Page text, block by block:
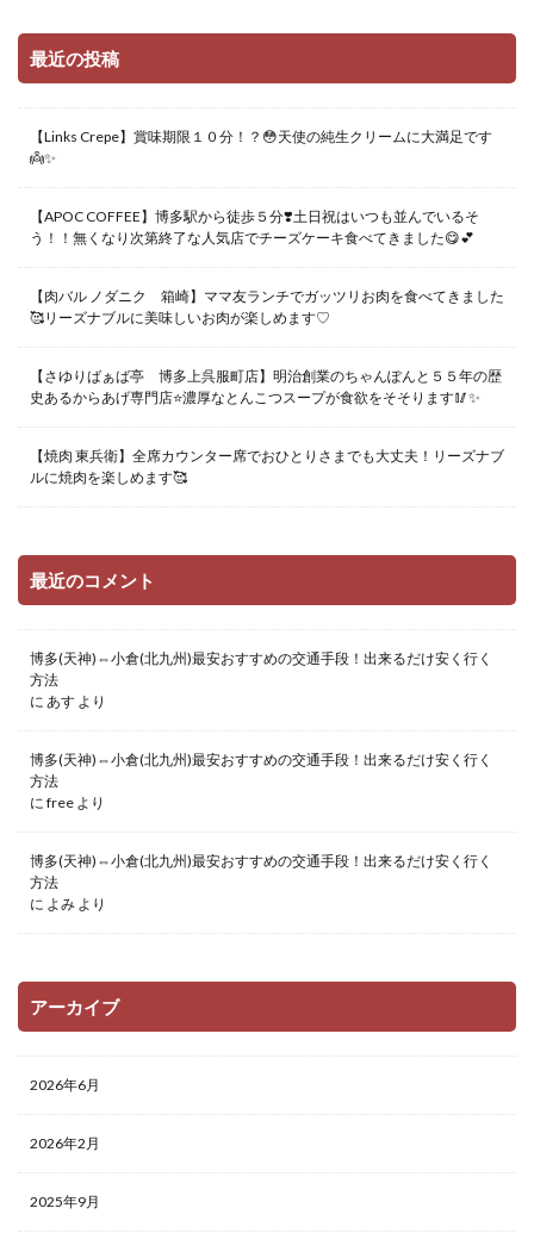
最近の投稿
【Links Crepe】賞味期限１０分！？😳天使の純生クリームに大満足です
👼✨
【APOC COFFEE】博多駅から徒歩５分❣️土日祝はいつも並んでいるそ
う！！無くなり次第終了な人気店でチーズケーキ食べてきました😋💕
【肉バル ノダニク 箱崎】ママ友ランチでガッツリお肉を食べてきました
🥰リーズナブルに美味しいお肉が楽しめます♡
【さゆりばぁば亭 博多上呉服町店】明治創業のちゃんぽんと５５年の歴
史あるからあげ専門店⭐️濃厚なとんこつスープが食欲をそそります🥢✨
【焼肉 東兵衛】全席カウンター席でおひとりさまでも大丈夫！リーズナブ
ルに焼肉を楽しめます🥰
最近のコメント
博多(天神)⇔小倉(北九州)最安おすすめの交通手段！出来るだけ安く行く
方法
に あす より
博多(天神)⇔小倉(北九州)最安おすすめの交通手段！出来るだけ安く行く
方法
に free より
博多(天神)⇔小倉(北九州)最安おすすめの交通手段！出来るだけ安く行く
方法
に よみ より
アーカイブ
2026年6月
2026年2月
2025年9月